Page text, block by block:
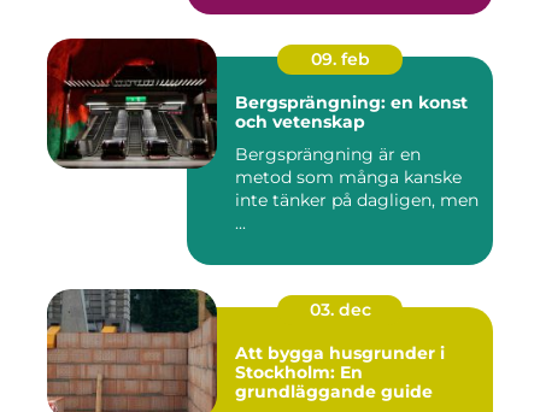
09. feb
Bergsprängning: en konst
och vetenskap
Bergsprängning är en
metod som många kanske
inte tänker på dagligen, men
...
03. dec
Att bygga husgrunder i
Stockholm: En
grundläggande guide